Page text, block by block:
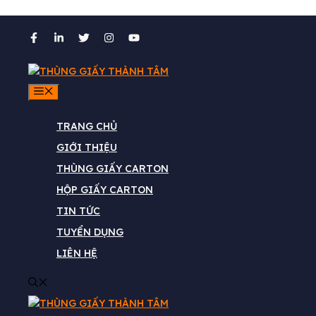
dung
TRANG CHỦ
GIỚI THIỆU
THÙNG GIẤY CARTON
HỘP GIẤY CARTON
TIN TỨC
TUYỂN DỤNG
LIÊN HỆ
Thùng carton đựng